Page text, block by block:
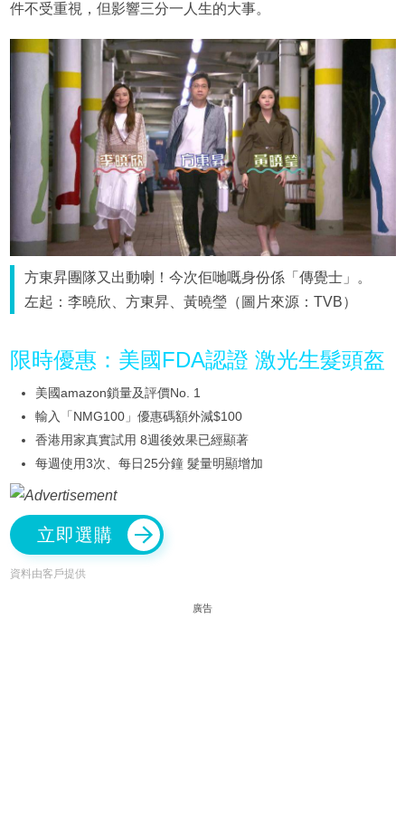
件不受重視，但影響三分一人生的大事。
方東昇團隊又出動喇！今次佢哋嘅身份係「傳覺士」。
左起：李曉欣、方東昇、黃曉瑩（圖片來源：TVB）
限時優惠：美國FDA認證 激光生髮頭盔
美國amazon鎖量及評價No. 1
輸入「NMG100」優惠碼額外減$100
香港用家真實試用 8週後效果已經顯著
每週使用3次、每日25分鐘 髮量明顯增加
立即選購
資料由客戶提供
廣告